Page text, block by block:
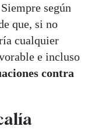
según
que, si no
cualquier
e incluso
contra